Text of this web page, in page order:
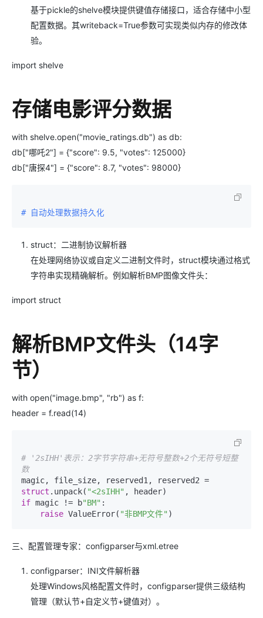
基于pickle的shelve模块提供键值存储接口，适合存储中小型
配置数据。其writeback=True参数可实现类似内存的修改体
验。
import shelve
存储电影评分数据
with shelve.open("movie_ratings.db") as db:
db["哪吒2"] = {"score": 9.5, "votes": 125000}
db["唐探4"] = {"score": 8.7, "votes": 98000}
# 自动处理数据持久化
struct：二进制协议解析器
在处理网络协议或自定义二进制文件时，struct模块通过格式
字符串实现精确解析。例如解析BMP图像文件头：
import struct
解析BMP文件头（14字
节）
with open("image.bmp", "rb") as f:
header = f.read(14)
# '2sIHH'表示：2字节字符串+无符号整数+2个无符号短整
数
struct .unpack( "<2sIHH"
if magic != b"BM" :
raise ValueError( "非BMP文件"
三、配置管理专家：configparser与xml.etree
configparser：INI文件解析器
处理Windows风格配置文件时，configparser提供三级结构
管理（默认节+自定义节+键值对）。